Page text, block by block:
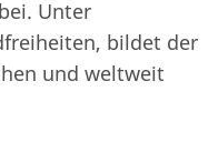
Unter
bildet der
und weltweit